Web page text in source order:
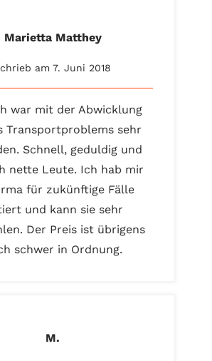
Marietta Matthey
am 7. Juni 2018
war mit der Abwicklung
Transportproblems sehr
Schnell, geduldig und
nette Leute. Ich hab mir
für zukünftige Fälle
und kann sie sehr
Der Preis ist übrigens
schwer in Ordnung.
M.